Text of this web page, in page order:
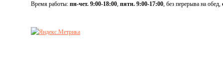
Время работы: пн-чет. 9:00-18:00, пятн. 9:00-17:00, без перерыва на обед,